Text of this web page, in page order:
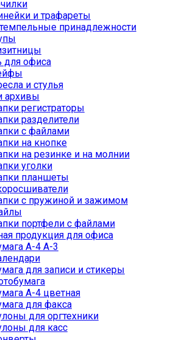
и трафареты
принадлежности
для офиса
и стулья
архивы
регистраторы
разделители
с файлами
на кнопке
на резинке и на молнии
уголки
планшеты
с пружиной и зажимом
портфели с файлами
продукция для офиса
А-4 А-3
для записи и стикеры
А-4 цветная
для факса
для оргтехники
для касс